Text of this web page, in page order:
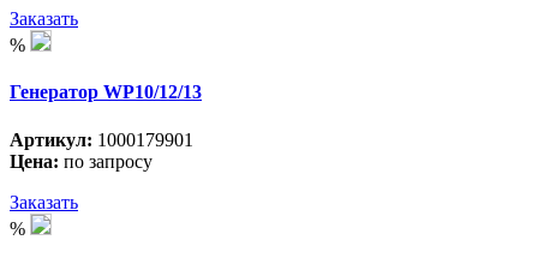
Заказать
%
Генератор WP10/12/13
Артикул: 1000179901
Цена: по запросу
Заказать
%